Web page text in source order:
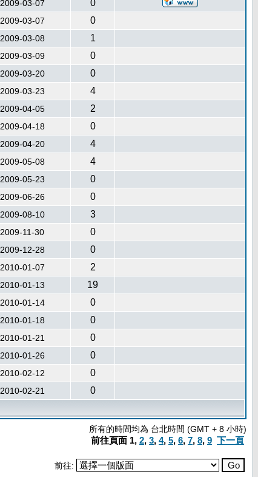
2009-03-07
0
2009-03-07
0
2009-03-08
1
2009-03-09
0
2009-03-20
0
2009-03-23
4
2009-04-05
2
2009-04-18
0
2009-04-20
4
2009-05-08
4
2009-05-23
0
2009-06-26
0
2009-08-10
3
2009-11-30
0
2009-12-28
0
2010-01-07
2
2010-01-13
19
2010-01-14
0
2010-01-18
0
2010-01-21
0
2010-01-26
0
2010-02-12
0
2010-02-21 0
所有的時間均為 台北時間 (GMT + 8 小時)
前往頁面 1, 2, 3, 4, 5, 6, 7, 8, 9 下一頁
前往: